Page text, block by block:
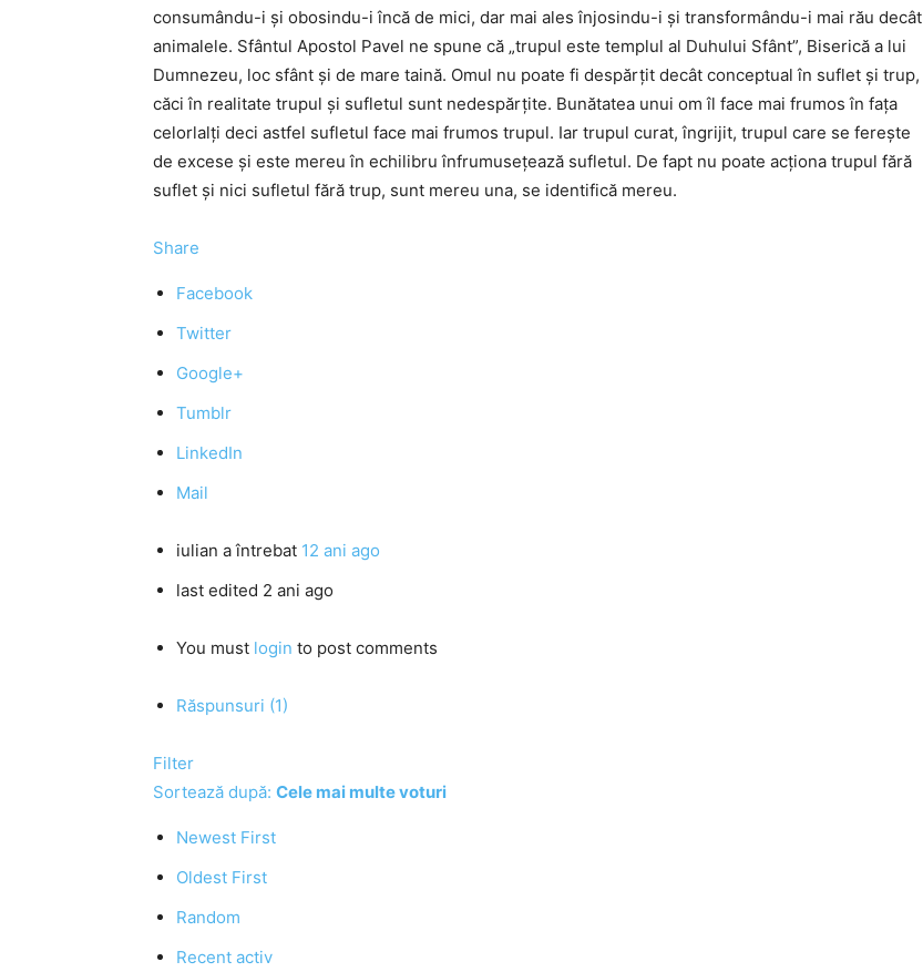
consumându-i şi obosindu-i încă de mici, dar mai ales înjosindu-i şi transformându-i mai rău decât
animalele. Sfântul Apostol Pavel ne spune că „trupul este templul al Duhului Sfânt”, Biserică a lui
Dumnezeu, loc sfânt şi de mare taină. Omul nu poate fi despărţit decât conceptual în suflet şi trup,
căci în realitate trupul şi sufletul sunt nedespărţite. Bunătatea unui om îl face mai frumos în faţa
celorlalţi deci astfel sufletul face mai frumos trupul. Iar trupul curat, îngrijit, trupul care se fereşte
de excese şi este mereu în echilibru înfrumuseţează sufletul. De fapt nu poate acţiona trupul fără
suflet şi nici sufletul fără trup, sunt mereu una, se identifică mereu.
Share
Facebook
Twitter
Google+
Tumblr
LinkedIn
Mail
iulian a întrebat 12 ani ago
last edited 2 ani ago
You must login to post comments
Răspunsuri (1)
Filter
Sortează după: Cele mai multe voturi
Newest First
Oldest First
Random
Recent activ